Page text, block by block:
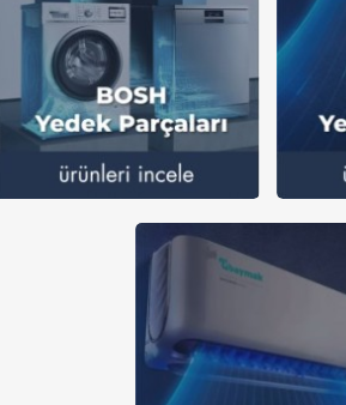
Şofben ve Termosifon